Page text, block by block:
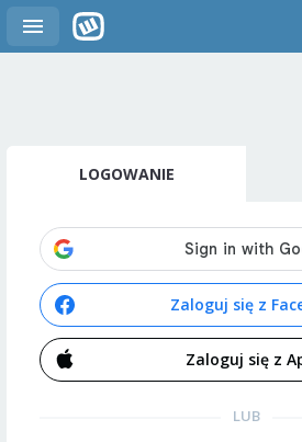
LOGOWANIE
Zaloguj się z
Zaloguj się z
LUB